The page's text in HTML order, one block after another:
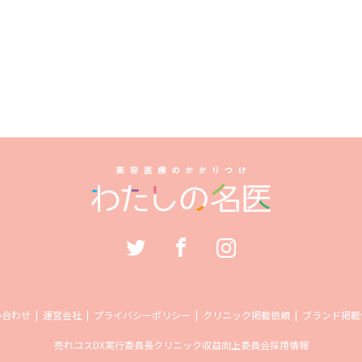
わせ 運営会社 プライバシーポリシー クリニック掲載依頼 ブランド掲
売れコスDX実行委員長クリニック収益向上委員会採用情報